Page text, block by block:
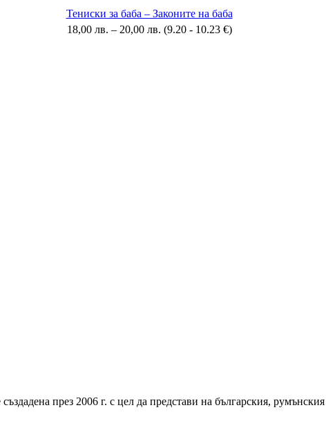
Тениски за баба – Законите на баба
18,00 лв. – 20,00 лв. (9.20 - 10.23 €)
през 2006 г. с цел да представи на българския,